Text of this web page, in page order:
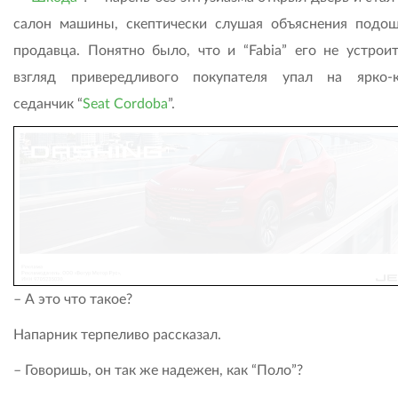
салон машины, скептически слушая объяснения
продавца. Понятно было, что и “Fabia” его не
взгляд привередливого покупателя упал на ярко-
седанчик “Seat Cordoba”.
– А это что такое?
Напарник терпеливо рассказал.
– Говоришь, он так же надежен, как “Поло”?